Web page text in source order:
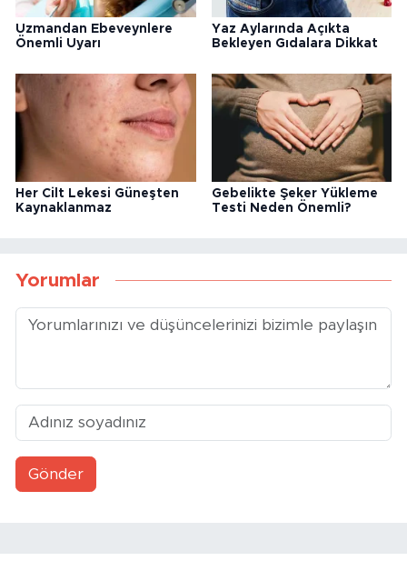
Uzmandan Ebeveynlere
Önemli Uyarı
Yaz Aylarında Açıkta
Bekleyen Gıdalara Dikkat
Her Cilt Lekesi Güneşten
Kaynaklanmaz
Gebelikte Şeker Yükleme
Testi Neden Önemli?
Yorumlar
Gönder